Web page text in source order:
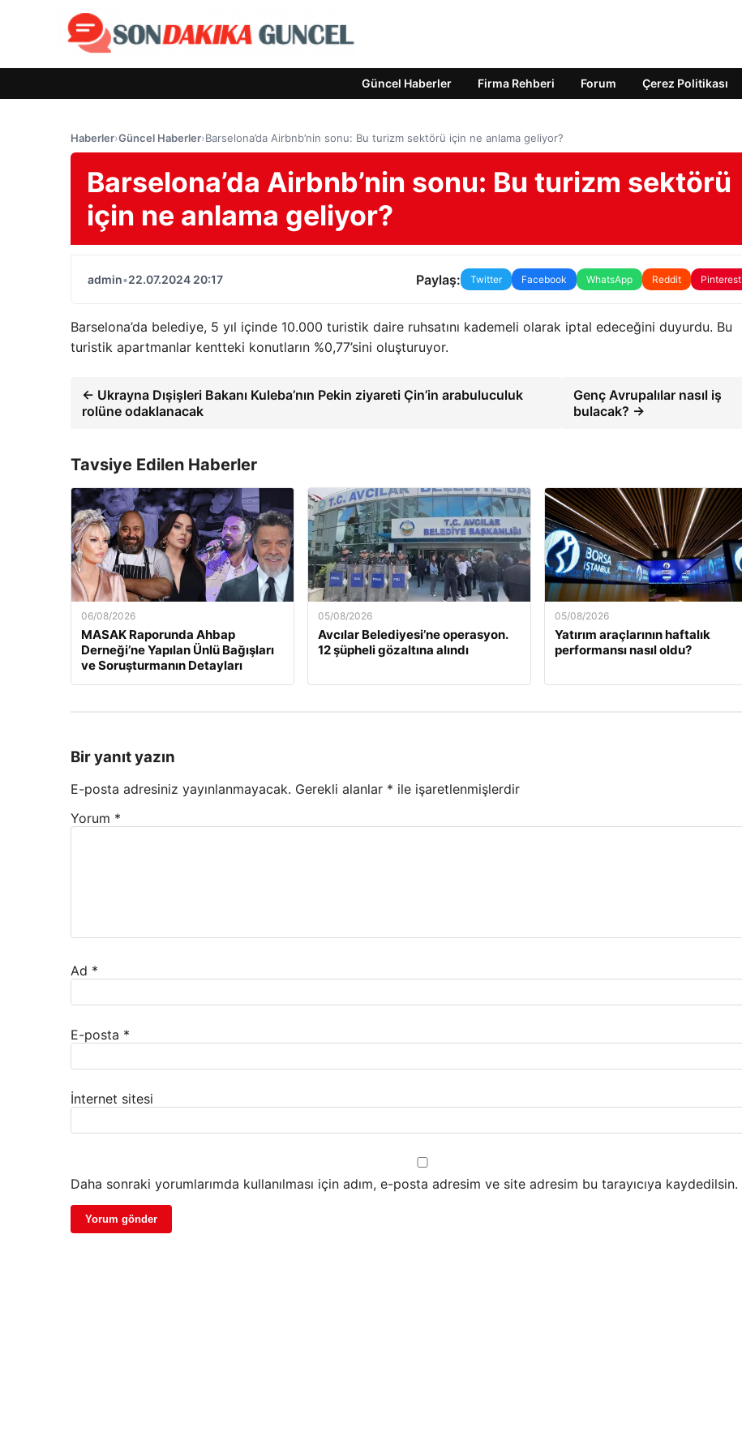
Güncel Haberler Firma Rehberi Forum Çerez Politikası
Haberler›Güncel Haberler›Barselona’da Airbnb’nin sonu: Bu turizm sektörü için ne anlama geliyor?
Barselona’da Airbnb’nin sonu: Bu turizm sektörü
için ne anlama geliyor?
admin•22.07.2024 20:17 Paylaş: Twitter Facebook WhatsApp Reddit Pinterest
Barselona’da belediye, 5 yıl içinde 10.000 turistik daire ruhsatını kademeli olarak iptal edeceğini duyurdu. Bu
turistik apartmanlar kentteki konutların %0,77’sini oluşturuyor.
← Ukrayna Dışişleri Bakanı Kuleba’nın Pekin ziyareti Çin’in arabuluculuk
rolüne odaklanacak
Genç Avrupalılar nasıl iş
bulacak? →
Tavsiye Edilen Haberler
06/08/2026
MASAK Raporunda Ahbap
Derneği’ne Yapılan Ünlü Bağışları
ve Soruşturmanın Detayları
05/08/2026
Avcılar Belediyesi’ne operasyon.
12 şüpheli gözaltına alındı
05/08/2026
Yatırım araçlarının haftalık
performansı nasıl oldu?
Bir yanıt yazın
E-posta adresiniz yayınlanmayacak. Gerekli alanlar * ile işaretlenmişlerdir
Yorum *
Ad *
E-posta *
İnternet sitesi
Daha sonraki yorumlarımda kullanılması için adım, e-posta adresim ve site adresim bu tarayıcıya kaydedilsin.